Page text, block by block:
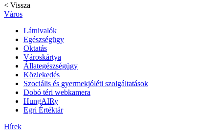
< Vissza
Város
Látnivalók
Egészségügy
Oktatás
Városkártya
Állategészségügy
Közlekedés
Szociális és gyermekjóléti szolgáltatások
Dobó téri webkamera
HungAIRy
Egri Értéktár
Hírek